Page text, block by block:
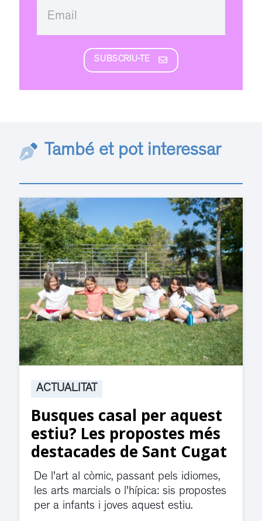
SUBSCRIU-TE
També et pot interessar
ACTUALITAT
Suspesa l’activitat als
jutjats de Rubí fins
divendres per una fuita
d’aigua
El servei de guàrdia i el jutjat de
violència de gènere s'han traslladat a